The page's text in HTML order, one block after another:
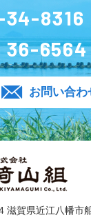
8316
36-6564
お問い合わ
滋賀県近江八幡市